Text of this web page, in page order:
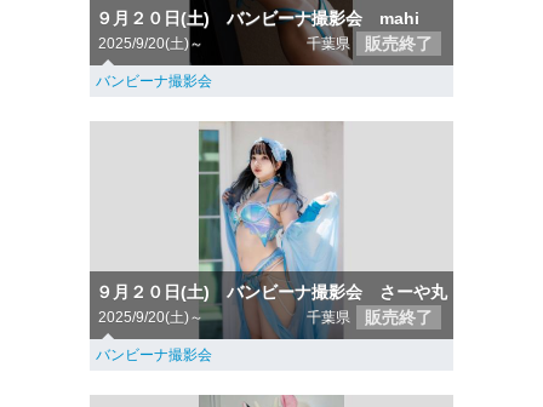
９月２０日(土) バンビーナ撮影会 mahi
2025/9/20(土)～ 千葉県 販売終了
バンビーナ撮影会
９月２０日(土) バンビーナ撮影会 さーや丸
2025/9/20(土)～ 千葉県 販売終了
バンビーナ撮影会